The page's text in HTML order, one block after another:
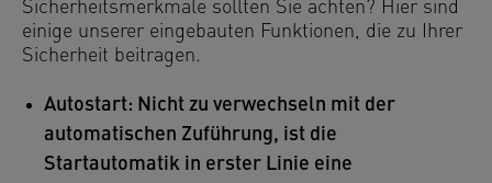
Sicherheitsmerkmale sollten Sie achten? Hier sind
einige unserer eingebauten Funktionen, die zu Ihrer
Sicherheit beitragen.
Autostart: Nicht zu verwechseln mit der
automatischen Zuführung, ist die
Startautomatik in erster Linie eine